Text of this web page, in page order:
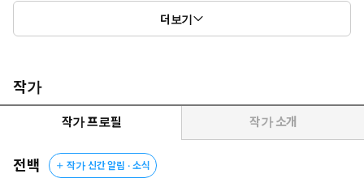
종결급 아이템과 영약들이 넘쳐난다.
더보기
작가
작가 프로필 작가 소개
전백 작가 신간 알림 · 소식